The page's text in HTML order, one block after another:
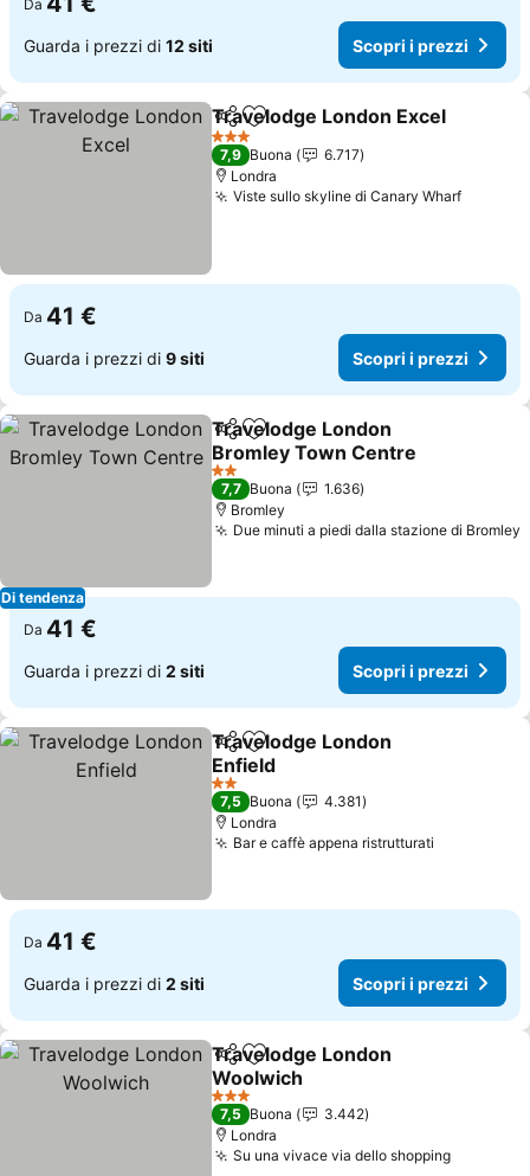
Da
Guarda i prezzi di 12 siti Scopri i prezzi
CondividiAggiungi ai preferiti
Travelodge London Excel
3 Stelle
7,9 Buona
6.717
Londra
Viste sullo skyline di Canary WharfScopri
Da 41 €
Guarda i prezzi di 9 siti Scopri i prezzi
Di tendenza
CondividiAggiungi ai preferiti
Travelodge London
Bromley Town Centre
Scopri i prezzi
2 Stelle
7,7 Buona
1.636
Bromley
Due minuti a piedi dalla stazione di Bromley
Da 41 €
Guarda i prezzi di 2 siti Scopri i prezzi
CondividiAggiungi ai preferiti
Travelodge London
Enfield
Scopri i prezzi
2 Stelle
7,5 Buona
4.381
Londra
Bar e caffè appena ristrutturati
Da 41 €
Guarda i prezzi di 2 siti Scopri i prezzi
CondividiAggiungi ai preferiti
Travelodge London
Woolwich
Scopri i prezzi
3 Stelle
7,5 Buona
3.442
Londra
Su una vivace via dello shoppingScopri i